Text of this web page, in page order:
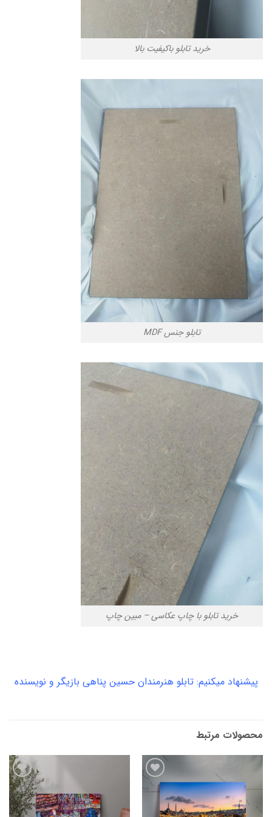
خرید تابلو باکیفیت بالا
تابلو جنس MDF
خرید تابلو با چاپ عکاسی – مبین چاپ
پیشنهاد میکنیم:تابلو هنرمندان حسین پناهی بازیگر و نویسنده
محصولات مرتبط
افزودن افزودن